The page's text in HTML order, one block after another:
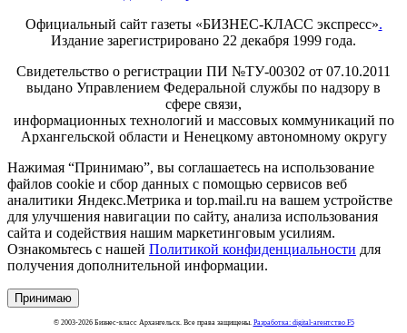
Официальный сайт газеты «БИЗНЕС-КЛАСС экспресс».
Издание зарегистрировано 22 декабря 1999 года.
Свидетельство о регистрации ПИ №ТУ-00302 от 07.10.2011
выдано Управлением Федеральной службы по надзору в
сфере связи,
информационных технологий и массовых коммуникаций по
Архангельской области и Ненецкому автономному округу
Нажимая “Принимаю”, вы соглашаетесь на использование
файлов cookie и сбор данных с помощью сервисов веб
аналитики Яндекс.Метрика и top.mail.ru на вашем устройстве
для улучшения навигации по сайту, анализа использования
сайта и содействия нашим маркетинговым усилиям.
Ознакомьтесь с нашей Политикой конфиденциальности для
получения дополнительной информации.
Принимаю
© 2003-2026 Бизнес-класс Архангельск. Все права защищены. Разработка: digital-агентство F5